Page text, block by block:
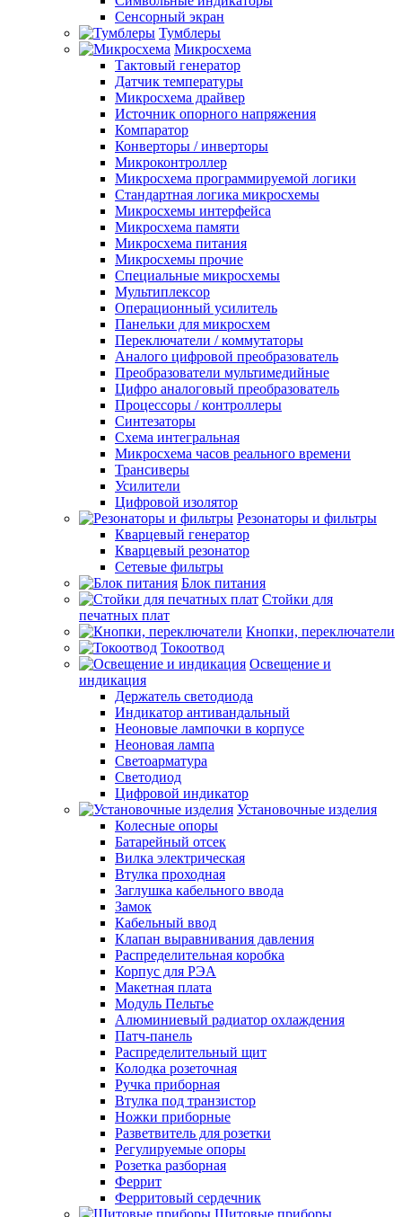
Сенсорный экран
Тумблеры
Микросхема
Тактовый генератор
Датчик температуры
Микросхема драйвер
Источник опорного напряжения
Компаратор
Конверторы / инверторы
Микроконтроллер
Микросхема программируемой логики
Стандартная логика микросхемы
Микросхемы интерфейса
Микросхема памяти
Микросхема питания
Микросхемы прочие
Специальные микросхемы
Мультиплексор
Операционный усилитель
Панельки для микросхем
Переключатели / коммутаторы
Аналого цифровой преобразователь
Преобразователи мультимедийные
Цифро аналоговый преобразователь
Процессоры / контроллеры
Синтезаторы
Схема интегральная
Микросхема часов реального времени
Трансиверы
Усилители
Цифровой изолятор
Резонаторы и фильтры
Кварцевый генератор
Кварцевый резонатор
Сетевые фильтры
Блок питания
Стойки для
печатных плат
Кнопки, переключатели
Токоотвод
Освещение и
индикация
Держатель светодиода
Индикатор антивандальный
Неоновые лампочки в корпусе
Неоновая лампа
Светоарматура
Светодиод
Цифровой индикатор
Установочные изделия
Колесные опоры
Батарейный отсек
Вилка электрическая
Втулка проходная
Заглушка кабельного ввода
Замок
Кабельный ввод
Клапан выравнивания давления
Распределительная коробка
Корпус для РЭА
Макетная плата
Модуль Пельтье
Алюминиевый радиатор охлаждения
Патч-панель
Распределительный щит
Колодка розеточная
Ручка приборная
Втулка под транзистор
Ножки приборные
Разветвитель для розетки
Регулируемые опоры
Розетка разборная
Феррит
Ферритовый сердечник
Щитовые приборы